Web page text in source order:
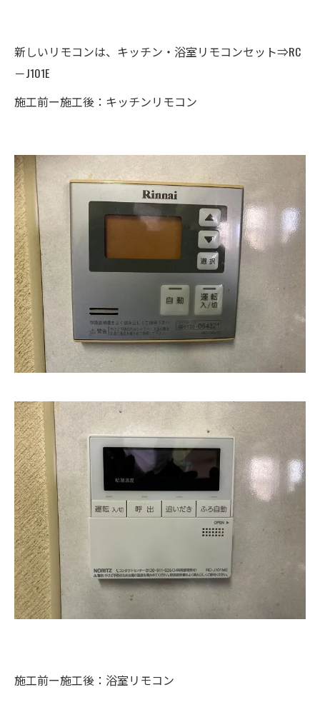
新しいリモコンは、キッチン・浴室リモコンセット⇒RC
－J101E
施工前ー施工後：キッチンリモコン
施工前ー施工後：浴室リモコン